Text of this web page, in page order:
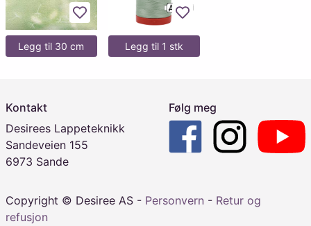
Legg til favoritter
Legg til 30 cm
Legg til favoritter
Legg til 1 stk
Kontakt
Desirees Lappeteknikk
Sandeveien 155
6973 Sande
Følg meg
Copyright © Desiree AS - Personvern - Retur og
refusjon